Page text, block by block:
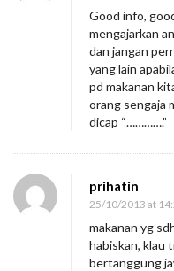
Good info,
mengajarkan
dan jangan
yang lain
pd makanan
orang sengaja
dicap “………….”
prihatin
25/10/2013 at
makanan yg
habiskan, klau
bertanggung